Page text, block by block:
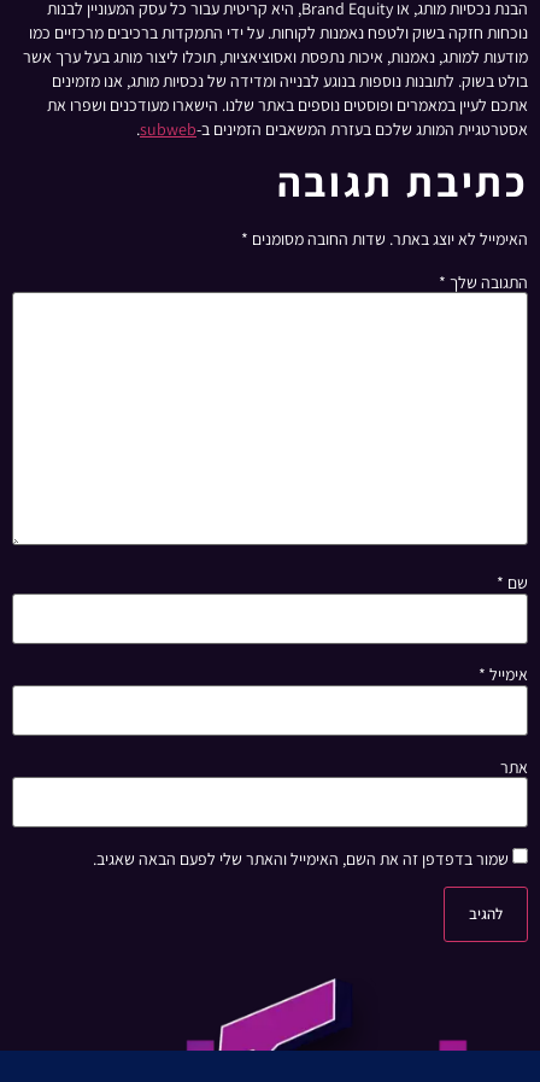
הבנת נכסיות מותג, או Brand Equity, היא קריטית עבור כל עסק המעוניין לבנות
נוכחות חזקה בשוק ולטפח נאמנות לקוחות. על ידי התמקדות ברכיבים מרכזיים כמו
מודעות למותג, נאמנות, איכות נתפסת ואסוציאציות, תוכלו ליצור מותג בעל ערך אשר
בולט בשוק. לתובנות נוספות בנוגע לבנייה ומדידה של נכסיות מותג, אנו מזמינים
אתכם לעיין במאמרים ופוסטים נוספים באתר שלנו. הישארו מעודכנים ושפרו את
אסטרטגיית המותג שלכם בעזרת המשאבים הזמינים ב-subweb
.
כתיבת תגובה
האימייל לא יוצג באתר. שדות החובה מסומנים *
התגובה שלך *
שם *
אימייל *
אתר
שמור בדפדפן זה את השם, האימייל והאתר שלי לפעם הבאה שאגיב.